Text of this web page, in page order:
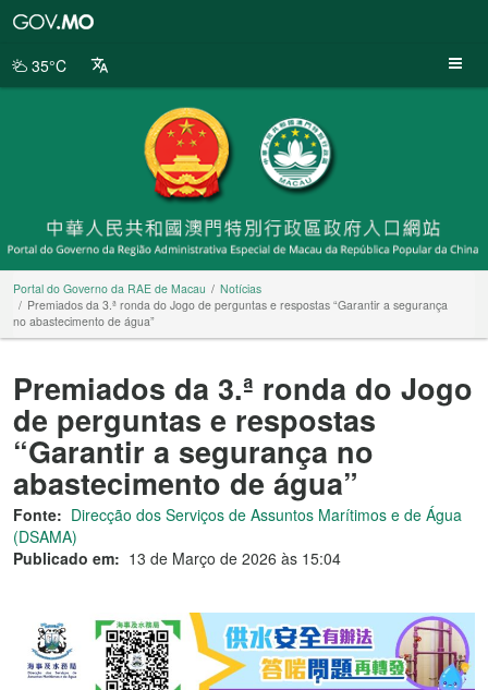
da
35°C
Portal do Governo da RAE de Macau
Notícias
Premiados da 3.ª ronda do Jogo de perguntas e respostas “Garantir a segurança
no abastecimento de água”
Premiados da 3.ª ronda do Jogo
de perguntas e respostas
“Garantir a segurança no
abastecimento de água”
Fonte: Direcção dos Serviços de Assuntos Marítimos e de Água
(DSAMA)
Publicado em: 13 de Março de 2026 às 15:04